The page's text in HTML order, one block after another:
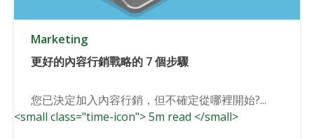
Marketing
更好的內容行銷戰略的 7 個步驟
您已決定加入內容行銷，但不確定從哪裡開始?...
<small class="time-icon"> 5m read </small>